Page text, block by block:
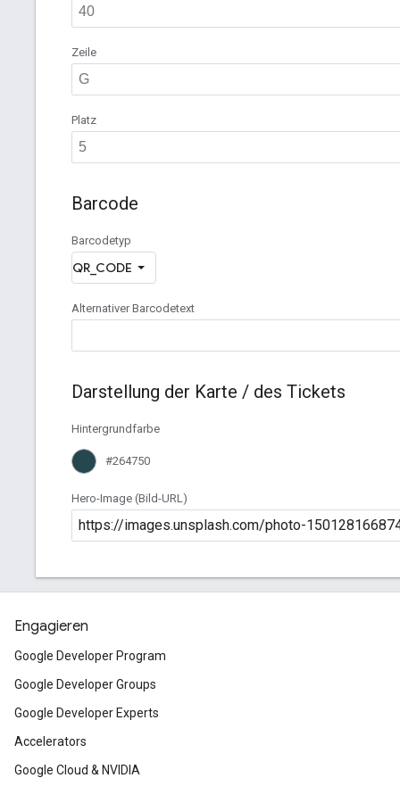
Engagieren
Google Developer Program
Google Developer Groups
Google Developer Experts
Accelerators
Google Cloud & NVIDIA